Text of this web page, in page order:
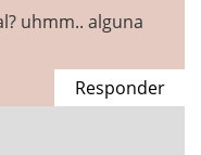
uhmm.. alguna
Responder